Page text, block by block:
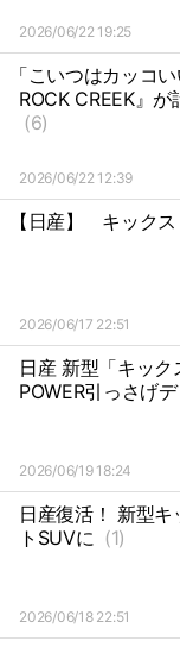
2026/06/22 19:25
「こいつはカッコ
ROCK CREEK』
(6)
2026/06/22 12:39
【日産】 キックス
2026/06/17 22:51
日産 新型「キッ
POWER引っさげ
2026/06/19 18:24
日産復活！ 新型
トSUVに (1)
2026/06/18 22:51